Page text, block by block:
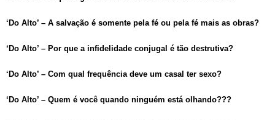
‘Do Alto’ – A salvação é somente pela fé ou pela fé mais as obras?
‘Do Alto’ – Por que a infidelidade conjugal é tão destrutiva?
‘Do Alto’ – Com qual frequência deve um casal ter sexo?
‘Do Alto’ – Quem é você quando ninguém está olhando???